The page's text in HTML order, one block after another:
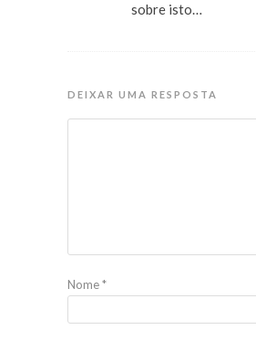
sobre isto…
DEIXAR UMA RESPOSTA
Nome*